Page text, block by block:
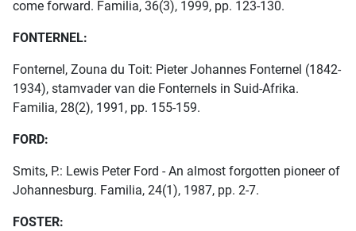
come forward. Familia, 36(3), 1999, pp. 123-130.
FONTERNEL:
Fonternel, Zouna du Toit: Pieter Johannes Fonternel (1842-
1934), stamvader van die Fonternels in Suid-Afrika.
Familia, 28(2), 1991, pp. 155-159.
FORD:
Smits, P.: Lewis Peter Ford - An almost forgotten pioneer of
Johannesburg. Familia, 24(1), 1987, pp. 2-7.
FOSTER: